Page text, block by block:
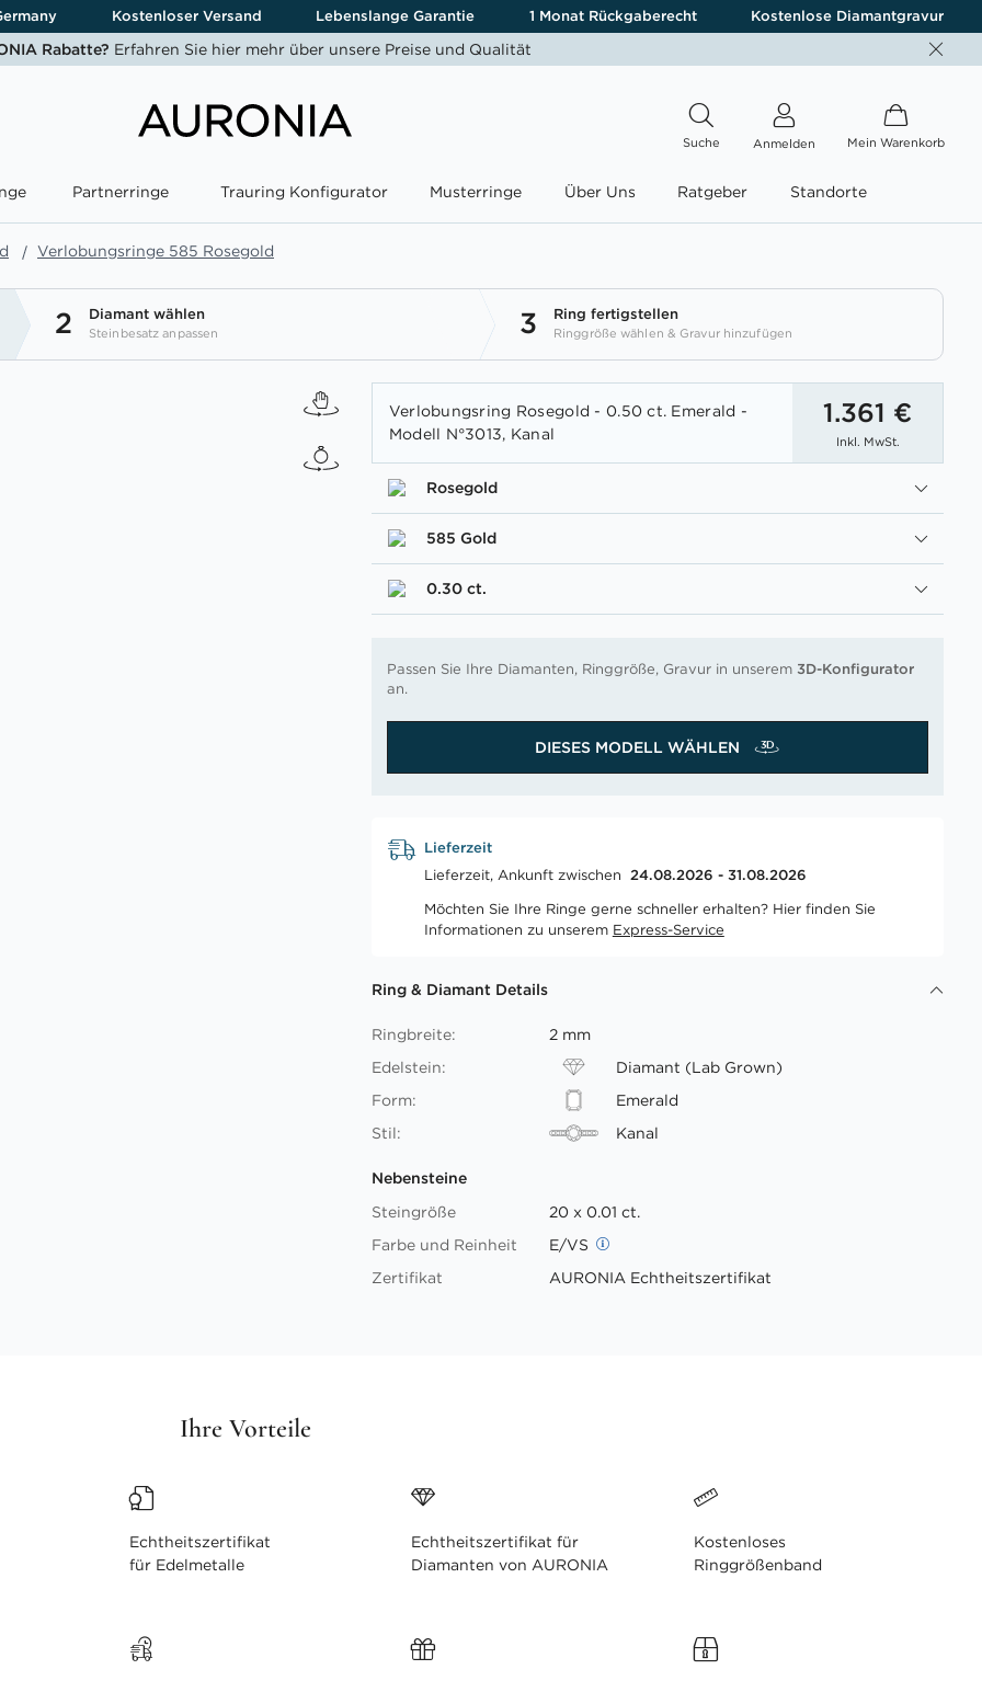
Kostenloser Versand Lebenslange Garantie 1 Monat Rückgaberecht Kostenlose Diamantgravur
Rabatte? Erfahren Sie hier mehr über unsere Preise und Qualität
Suche Anmelden Mein Warenkorb
Partnerringe Trauring Konfigurator Musterringe Über Uns Ratgeber Standorte
Verlobungsringe 585 Rosegold
2 Diamant wählen
Steinbesatz anpassen 3 Ring fertigstellen
Ringgröße wählen & Gravur hinzufügen
Verlobungsring Rosegold - 0.50 ct. Emerald -
Modell N°3013, Kanal
1.361 €
Inkl. MwSt.
Rosegold
585 Gold
0.30 ct.
Passen Sie Ihre Diamanten, Ringgröße, Gravur in unserem3D-Konfigurator
an.
DIESES MODELL WÄHLEN
Lieferzeit
Lieferzeit, Ankunft zwischen 24.08.2026 - 31.08.2026
Möchten Sie Ihre Ringe gerne schneller erhalten? Hier finden Sie
Informationen zu unserem Express-Service
Ring & Diamant Details
Ringbreite:
2 mm
Edelstein:
Diamant (Lab Grown)
Form:
Emerald
Stil:
Kanal
Nebensteine
Steingröße
20 x 0.01 ct.
Farbe und Reinheit
E/VS
Zertifikat
AURONIA Echtheitszertifikat
Ihre Vorteile
Echtheitszertifikat
für Edelmetalle
Echtheitszertifikat für
Diamanten von AURONIA
Kostenloses
Ringgrößenband